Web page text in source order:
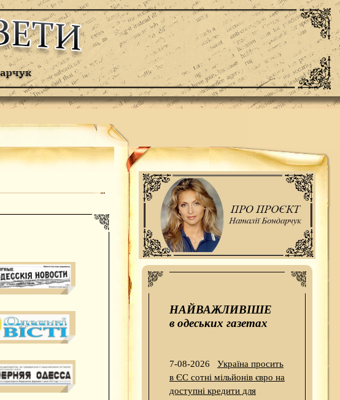
НАЙВАЖЛИВІШЕ
в одеських газетах
7-08-2026
Україна просить
в ЄС сотні мільйонів євро на
доступні кредити для